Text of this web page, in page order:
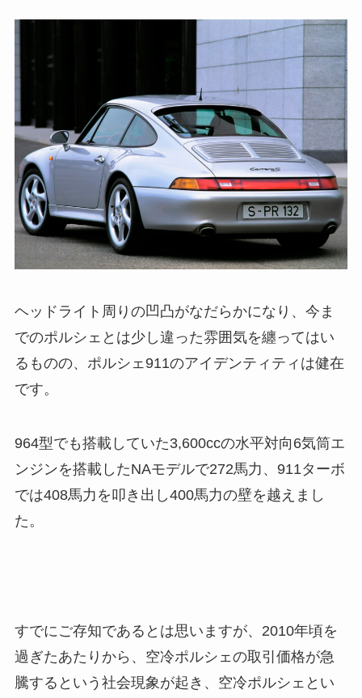
ヘッドライト周りの凹凸がなだらかになり、今ま
でのポルシェとは少し違った雰囲気を纏ってはい
るものの、ポルシェ911のアイデンティティは健在
です。
964型でも搭載していた3,600ccの水平対向6気筒エ
ンジンを搭載したNAモデルで272馬力、911ターボ
では408馬力を叩き出し400馬力の壁を越えまし
た。
すでにご存知であるとは思いますが、2010年頃を
過ぎたあたりから、空冷ポルシェの取引価格が急
騰するという社会現象が起き、空冷ポルシェとい